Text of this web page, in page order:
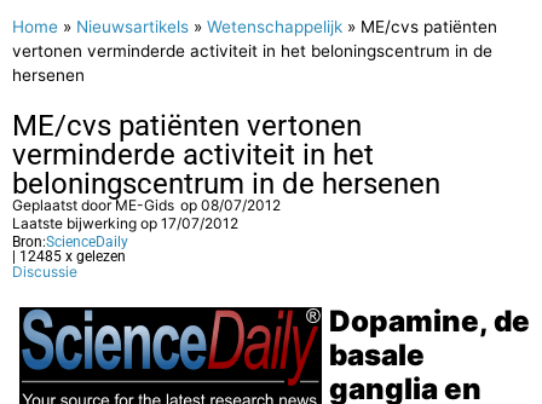
Home » Nieuwsartikels » Wetenschappelijk » ME/cvs patiënten
vertonen verminderde activiteit in het beloningscentrum in de
hersenen
ME/cvs patiënten vertonen
verminderde activiteit in het
beloningscentrum in de hersenen
Geplaatst doorME-Gids op 08/07/2012
Laatste bijwerking op 17/07/2012
Bron:ScienceDaily
| 12485 x gelezen
Discussie
Dopamine, de
basale
ganglia en